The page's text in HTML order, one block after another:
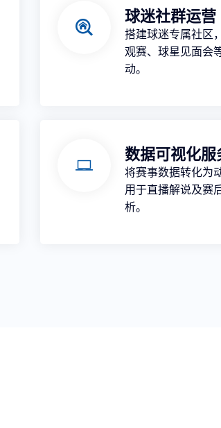
球迷社群运营
搭建球迷专属社区
观赛、球星见面会
动。
数据可视化服
将赛事数据转化为
用于直播解说及赛
析。